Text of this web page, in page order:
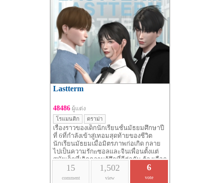
Lastterm
48486 ผู้แต่ง
โรแมนติก ดราม่า
เรื่องราวของเด็กนักเรียนชั้นมัธยมศึกษาปี
ที่ 6ที่กำลังเข้าสู่เทอมสุดท้ายของชีวิต
นักเรียนมัธยมเมื่อมิตรภาพก่อเกิด กลาย
ไปเป็นความรักnซอลและจินเพื่อนตั้งแต่
สมัยเด็กที่เกิดความรู้สึกที่ดีต่อกัน ต้องเลือก
ระหว่างรักษามิตรภาพที่จะคงอยู่ตลอดไป
หรือเดินทางสู่คว
15
comment
1,502
view
6
vote